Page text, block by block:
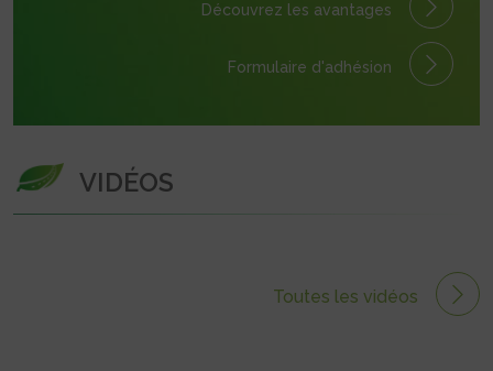
Découvrez les avantages
Formulaire d'adhésion
VIDÉOS
Toutes les vidéos